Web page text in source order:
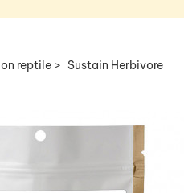
reptile > Sustain Herbivore